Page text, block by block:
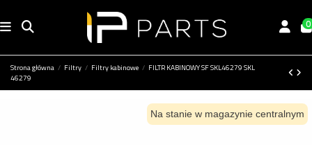
0
Strona główna Filtry Filtry kabinowe
FILTR KABINOWY SF SKL46279 SKL
46279
Na stanie w magazynie centralnym